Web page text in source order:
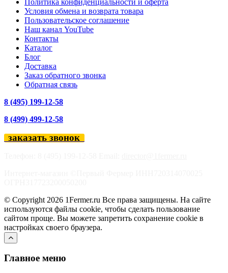
Условия обмена и возврата товара
Пользовательское соглашение
Наш канал YouTube
Контакты
Каталог
Блог
Доставка
Заказ обратного звонка
Обратная связь
8 (495) 199-12-58
8 (499) 499-12-58
заказать звонок
© Copyright 2026 1Fermer.ru Все права защищены. На сайте
используются файлы cookie, чтобы сделать пользование
сайтом проще. Вы можете запретить сохранение cookie в
настройках своего браузера.
Главное меню